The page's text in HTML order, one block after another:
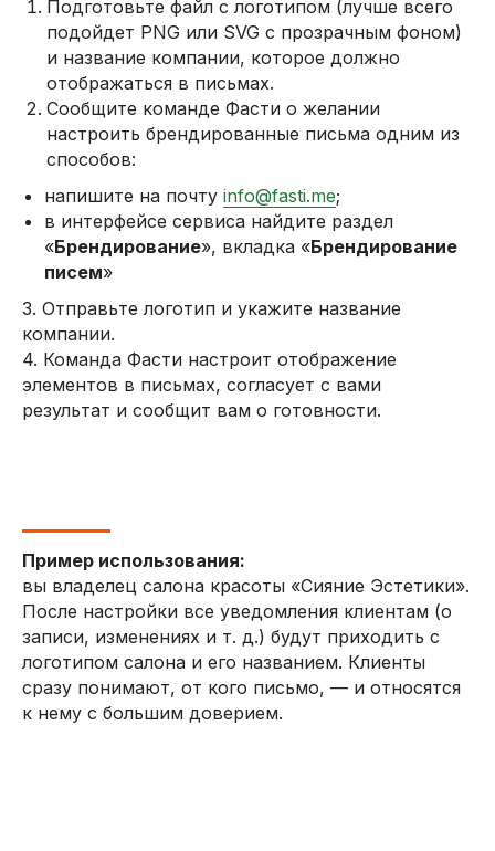
Подготовьте файл с логотипом (лучше всего
подойдет PNG или SVG с прозрачным фоном)
и название компании, которое должно
отображаться в письмах.
Сообщите команде Фасти о желании
настроить брендированные письма одним из
способов:
напишите на почту info@fasti.me;
в интерфейсе сервиса найдите раздел
«Брендирование», вкладка «Брендирование
писем»
3. Отправьте логотип и укажите название
компании.
4. Команда Фасти настроит отображение
элементов в письмах, согласует с вами
результат и сообщит вам о готовности.
Пример использования:
вы владелец салона красоты «Сияние Эстетики».
После настройки все уведомления клиентам (о
записи, изменениях и т. д.) будут приходить с
логотипом салона и его названием. Клиенты
сразу понимают, от кого письмо, — и относятся
к нему с большим доверием.